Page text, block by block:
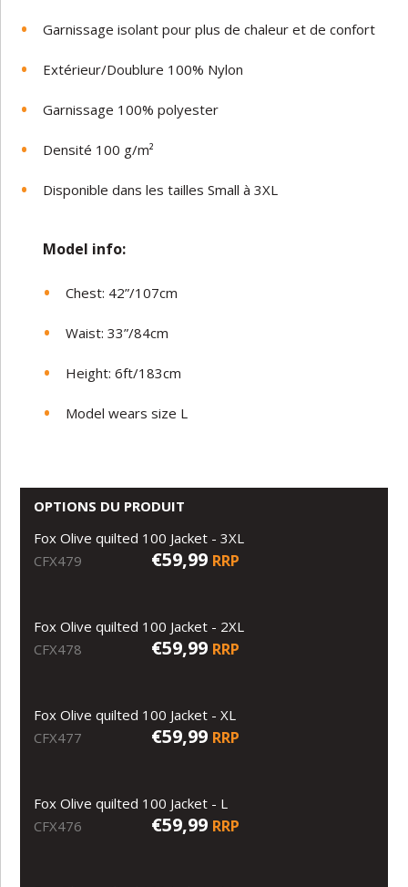
Garnissage isolant pour plus de chaleur et de confort
Extérieur/Doublure 100% Nylon
Garnissage 100% polyester
Densité 100 g/m²
Disponible dans les tailles Small à 3XL
Model info:
Chest: 42”/107cm
Waist: 33”/84cm
Height: 6ft/183cm
Model wears size L
OPTIONS DU PRODUIT
Fox Olive quilted 100 Jacket - 3XL
CFX479
€59,99 RRP
Fox Olive quilted 100 Jacket - 2XL
CFX478
€59,99 RRP
Fox Olive quilted 100 Jacket - XL
CFX477
€59,99 RRP
Fox Olive quilted 100 Jacket - L
CFX476
€59,99 RRP